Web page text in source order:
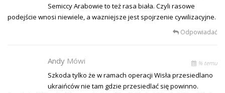
Semiccy Arabowie to też rasa biała. Czyli rasowe
podejście wnosi niewiele, a wazniejsze jest spojrzenie cywilizacyjne.
Odpowiadać
Andy Mówi % temu
Szkoda tylko że w ramach operacji Wisła przesiedlano
ukraińców nie tam gdzie przesiedlać się powinno.